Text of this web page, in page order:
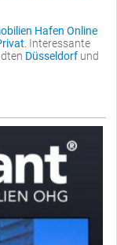
Hafen Online
. Interessante
Düsseldorf und